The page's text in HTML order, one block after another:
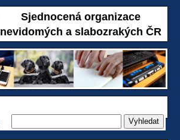
Sjednocená organizace
nevidomých a slabozrakých ČR